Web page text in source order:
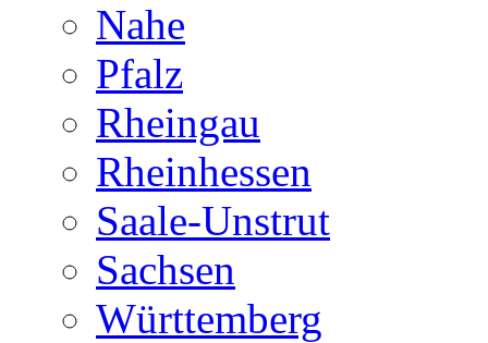
Nahe
Pfalz
Rheingau
Rheinhessen
Saale-Unstrut
Sachsen
Württemberg